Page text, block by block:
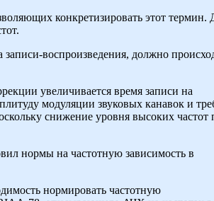
конкретизировать этот термин.
воспроизведения, должно
увеличивается время записи на
модуляции звуковых канавок и
снижение уровня высоких частот
нормы на частотную зависимость в
нормировать частотную